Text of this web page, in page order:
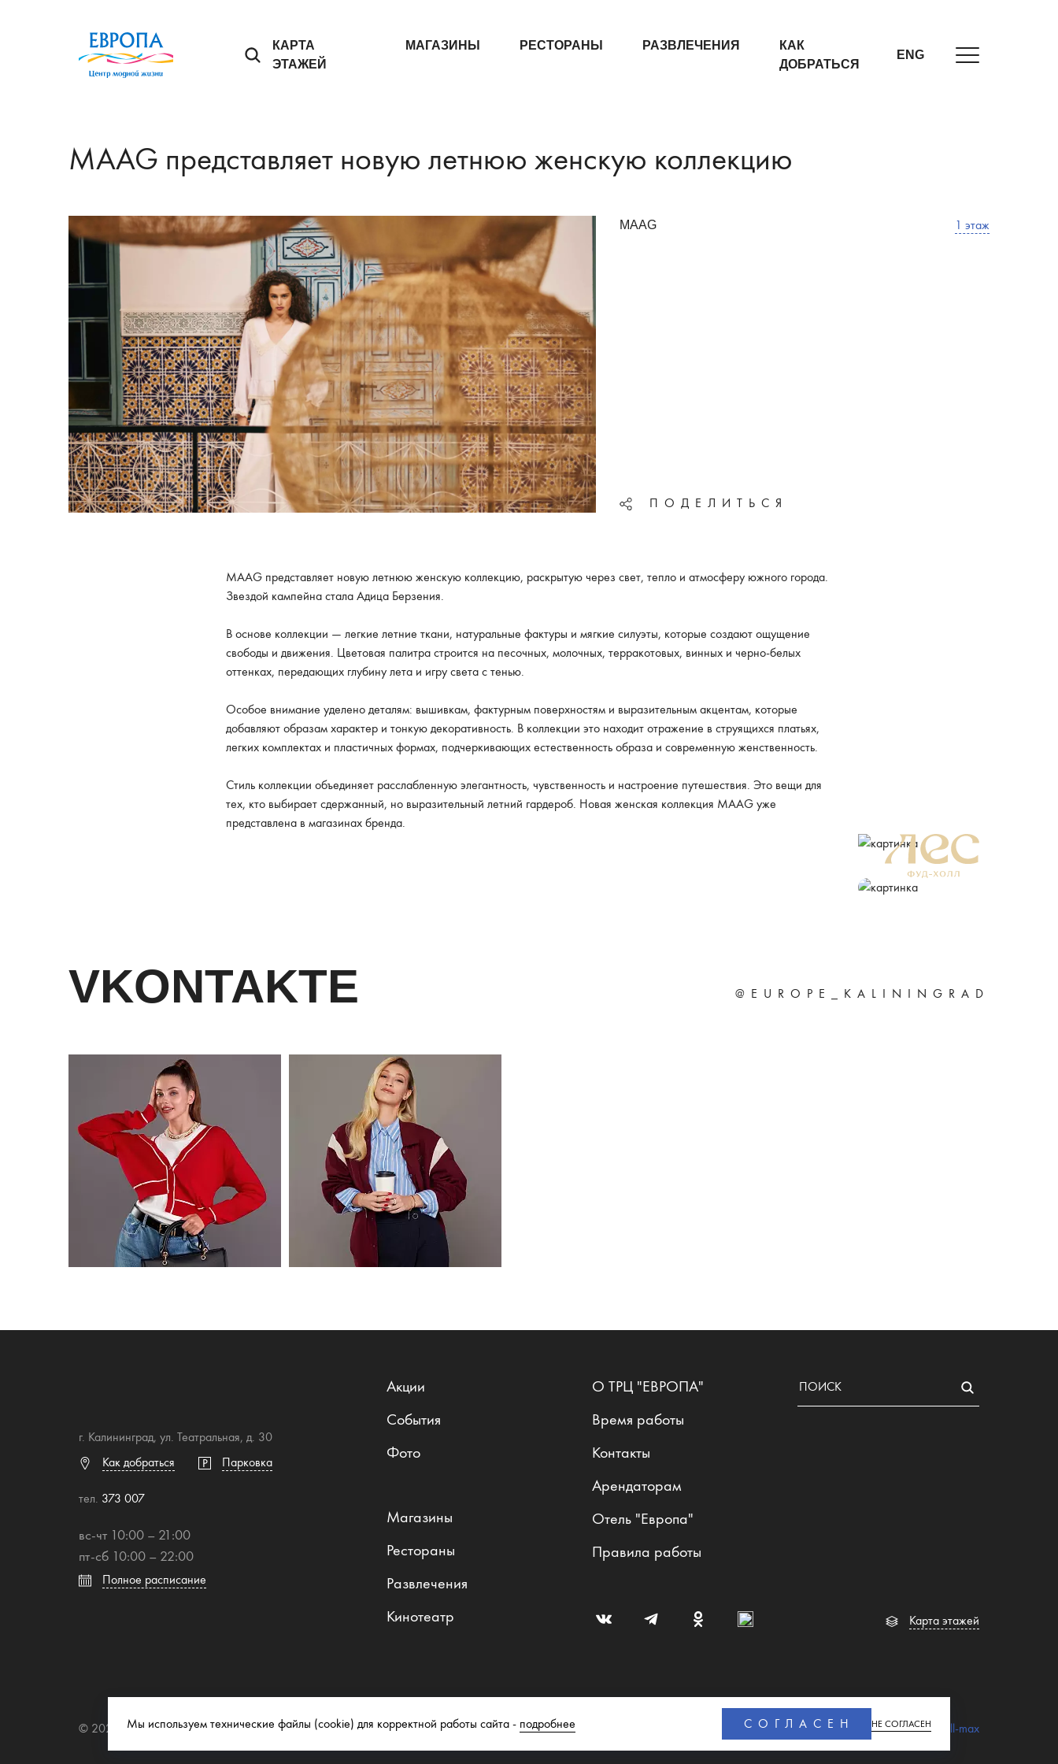
КАРТА
ЭТАЖЕЙ
МАГАЗИНЫ РЕСТОРАНЫ РАЗВЛЕЧЕНИЯ
КАК
ДОБРАТЬСЯ
ENG
MAAG представляет новую летнюю женскую коллекцию
MAAG 1 этаж
ПОДЕЛИТЬСЯ
MAAG представляет новую летнюю женскую коллекцию, раскрытую через свет, тепло и атмосферу южного города.
Звездой кампейна стала Адица Берзения.
В основе коллекции — легкие летние ткани, натуральные фактуры и мягкие силуэты, которые создают ощущение
свободы и движения. Цветовая палитра строится на песочных, молочных, терракотовых, винных и черно-белых
оттенках, передающих глубину лета и игру света с тенью.
Особое внимание уделено деталям: вышивкам, фактурным поверхностям и выразительным акцентам, которые
добавляют образам характер и тонкую декоративность. В коллекции это находит отражение в струящихся платьях,
легких комплектах и пластичных формах, подчеркивающих естественность образа и современную женственность.
Стиль коллекции объединяет расслабленную элегантность, чувственность и настроение путешествия. Это вещи для
тех, кто выбирает сдержанный, но выразительный летний гардероб. Новая женская коллекция MAAG уже
представлена в магазинах бренда.
VKONTAKTE @EUROPE_KALININGRAD
г. Калининград, ул. Театральная, д. 30
Как добраться
Парковка
тел. 373 007
вс-чт 10:00 – 21:00
пт-сб 10:00 – 22:00
Полное расписание
Акции
События
Фото
Магазины
Рестораны
Развлечения
Кинотеатр
О ТРЦ "ЕВРОПА"
Время работы
Контакты
Арендаторам
Отель "Европа"
Правила работы
Карта этажей
© 2026 Торгово-развлекательный центр "Европа"
Мы используем технические файлы (cookie) для корректной работы сайта - подробнее СОГЛАСЕН НЕ СОГЛАСЕН